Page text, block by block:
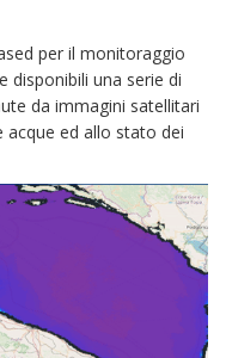
per il monitoraggio
disponibili una serie di
da immagini satellitari
acque ed allo stato dei